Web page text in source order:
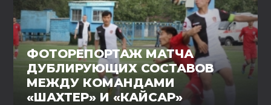
ФОТОРЕПОРТАЖ МАТЧА
ДУБЛИРУЮЩИХ СОСТАВОВ
МЕЖДУ КОМАНДАМИ
«ШАХТЕР» И «КАЙСАР»